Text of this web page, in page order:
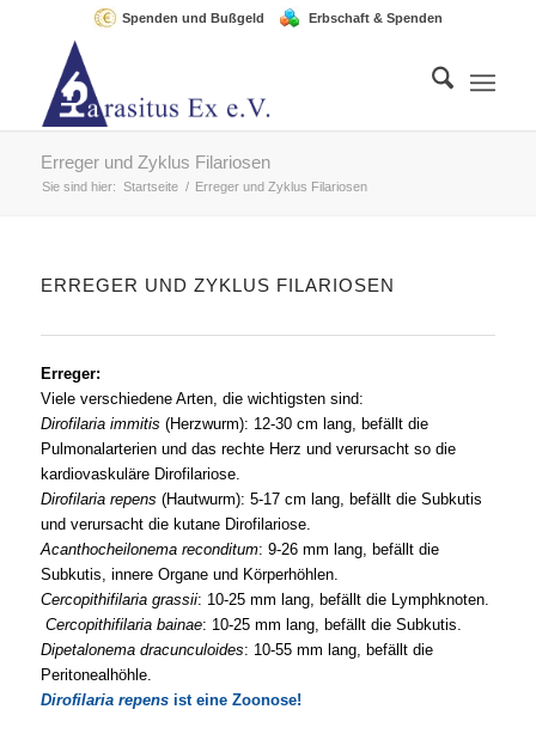
Spenden und Bußgeld Erbschaft & Spenden
Erreger und Zyklus Filariosen
Sie sind hier: Startseite / Erreger und Zyklus Filariosen
ERREGER UND ZYKLUS FILARIOSEN
Erreger:
Viele verschiedene Arten, die wichtigsten sind:
Dirofilaria immitis (Herzwurm): 12-30 cm lang, befällt die
Pulmonalarterien und das rechte Herz und verursacht so die
kardiovaskuläre Dirofilariose.
Dirofilaria repens (Hautwurm): 5-17 cm lang, befällt die Subkutis
und verursacht die kutane Dirofilariose.
Acanthocheilonema reconditum: 9-26 mm lang, befällt die
Subkutis, innere Organe und Körperhöhlen.
Cercopithifilaria grassii: 10-25 mm lang, befällt die Lymphknoten.
Cercopithifilaria bainae: 10-25 mm lang, befällt die Subkutis.
Dipetalonema dracunculoides: 10-55 mm lang, befällt die
Peritonealhöhle.
Dirofilaria repensist eine Zoonose!